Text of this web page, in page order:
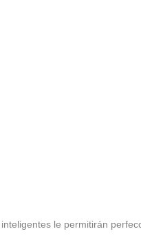
le permitirán